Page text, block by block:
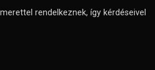
rendelkeznek, így kérdéseivel